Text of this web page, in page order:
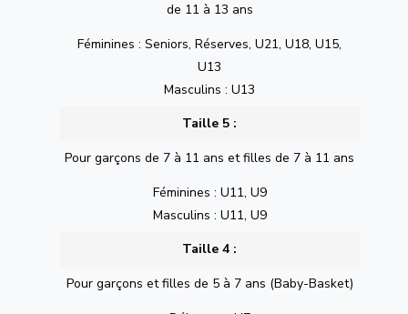
de 11 à 13 ans
Féminines : Seniors, Réserves, U21, U18, U15,
U13
Masculins : U13
Taille 5 :
Pour garçons de 7 à 11 ans et filles de 7 à 11 ans
Féminines : U11, U9
Masculins : U11, U9
Taille 4 :
Pour garçons et filles de 5 à 7 ans (Baby-Basket)